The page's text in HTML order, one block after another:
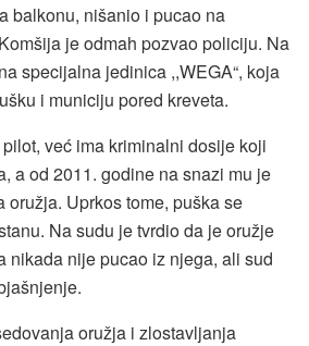
balkonu, nišanio i pucao na
je odmah pozvao policiju. Na
specijalna jedinica ,,WEGA“, koja
i municiju pored kreveta.
već ima kriminalni dosije koji
a od 2011. godine na snazi mu je
oružja. Uprkos tome, puška se
Na sudu je tvrdio da je oružje
nikada nije pucao iz njega, ali sud
oružja i zlostavljanja